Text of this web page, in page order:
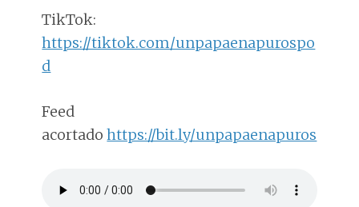
TikTok:
https://tiktok.com/unpapaenapurospo
d
Feed
acortadohttps://bit.ly/unpapaenapuros